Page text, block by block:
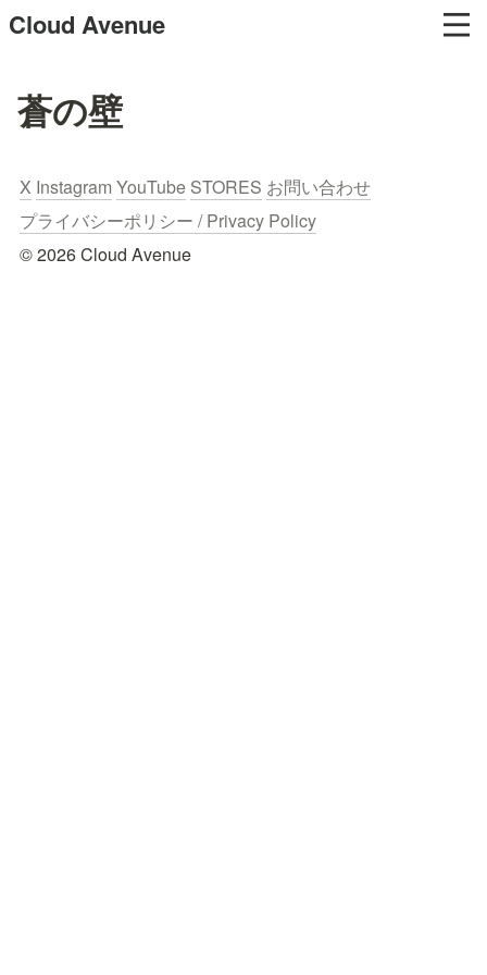
Cloud Avenue
蒼の壁
X Instagram YouTube STORES お問い合わせ
プライバシーポリシー / Privacy Policy
© 2026 Cloud Avenue